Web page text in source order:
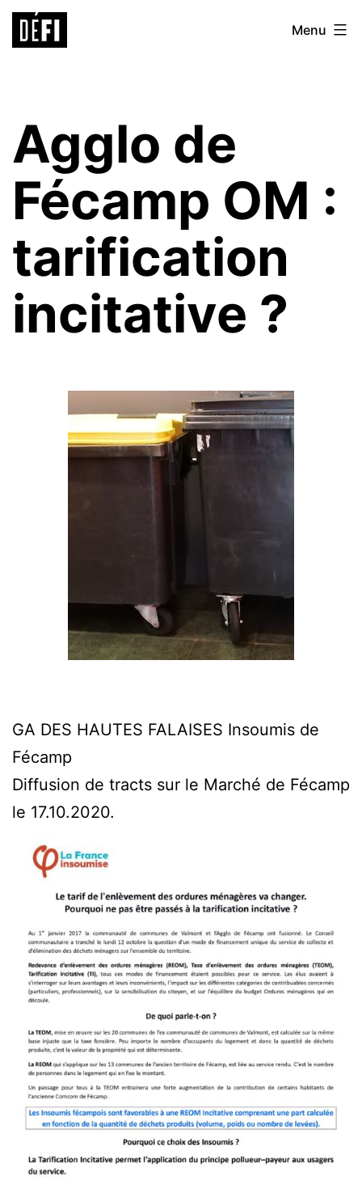
Aller
Défi
Menu
Agglo de
Fécamp OM :
tarification
incitative ?
GA DES HAUTES FALAISES Insoumis de
Fécamp
Diffusion de tracts sur le Marché de Fécamp
le 17.10.2020.